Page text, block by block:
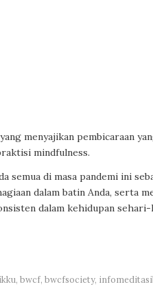
menyajikan pembicaraan
mindfulness.
semua di masa pandemi ini
dalam batin Anda, serta
dalam kehidupan
, bwcf, bwcfsociety,